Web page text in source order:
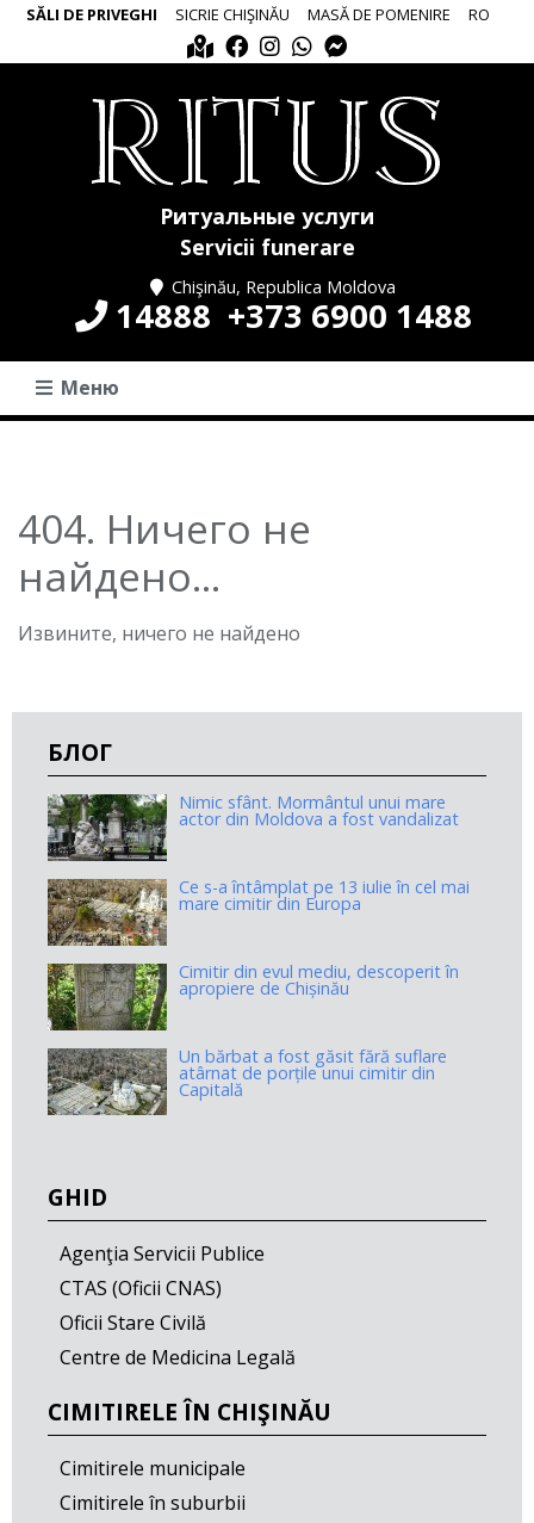
SĂLI DE PRIVEGHI SICRIE CHIŞINĂU MASĂ DE POMENIRE RO
Ритуальные услуги
Servicii funerare
Chişinău, Republica Moldova
14888 +373 6900 1488
Меню
404. Ничего не
найдено...
Извините, ничего не найдено
БЛОГ
Nimic sfânt. Mormântul unui mare
actor din Moldova a fost vandalizat
Ce s-a întâmplat pe 13 iulie în cel mai
mare cimitir din Europa
Cimitir din evul mediu, descoperit în
apropiere de Chișinău
Un bărbat a fost găsit fără suflare
atârnat de porțile unui cimitir din
Capitală
GHID
Agenţia Servicii Publice
CTAS (Oficii CNAS)
Oficii Stare Civilă
Centre de Medicina Legală
CIMITIRELE ÎN CHIŞINĂU
Cimitirele municipale
Cimitirele în suburbii